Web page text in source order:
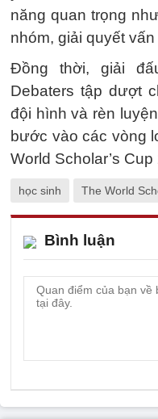
năng quan trọng
nhóm, giải quyết
Đồng thời, giải
Debaters tập dượt
đội hình và rèn
bước vào các vòng
World Scholar’s Cup
học sinh The World
Bình luận